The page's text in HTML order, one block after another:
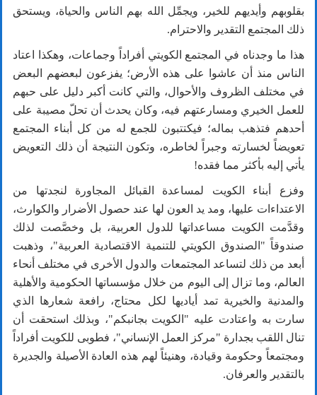
بقلوبهم وأيديهم للخير، ويجمِّل الله بهم الناس والحياة، ويستحق
ذلك المجتمع التقدير والاحترام.
هذا ما وجدناه في المجتمع الكويتي أفراداً وجماعات، وهكذا اعتاد
الناس منذ أن عاشوا على هذه الأرض؛ يفزعون لبعضهم البعض
في مختلف الظروف والأحوال، والتي كانت أكبر دليل على حبهم
للعمل الخيري ومسارعتهم فيه، وكان يحدث أن تحلّ مصيبة على
أحدهم فتذهب بماله؛ فيكتتبون للجمع له من كل أبناء المجتمع
تعويضاً لخسارته وجبراً لخاطره، وتكون النتيجة أن ذلك التعويض
يأتي إليه بأكثر مما فقده!
وفزع أبناء الكويت لمساعدة القبائل المجاورة لنجدتها من
الاعتداءات عليها، ومد يد العون لها عند حصول الأضرار والكوارث،
وقدَّمت الكويت مساعداتها للدول العربية، بل وخصَّصت لذلك
صندوقاً "الصندوق الكويتي للتنمية الاقتصادية العربية"، وذهبت
أبعد من ذلك لتساعد المجتمعات والدول الأخرى في مختلف أنحاء
العالم، وما تزال إلى اليوم من خلال مؤسساتها الحكومية والأهلية
والمدنية والخيرية تمد أياديها لكل محتاج، رافعة شعارها الذي
سارت به واعتادت عليه "الكويت بجانبكم"، وبذلك استحقت أن
تنال اللقب بجدارة "مركز العمل الإنساني"، فطوبى للكويت أفراداً
ومجتمعاً وحكومة وقيادة، وهنيئاً لهم هذه العادة الأصيلة والجديرة
بالتقدير والعرفان.